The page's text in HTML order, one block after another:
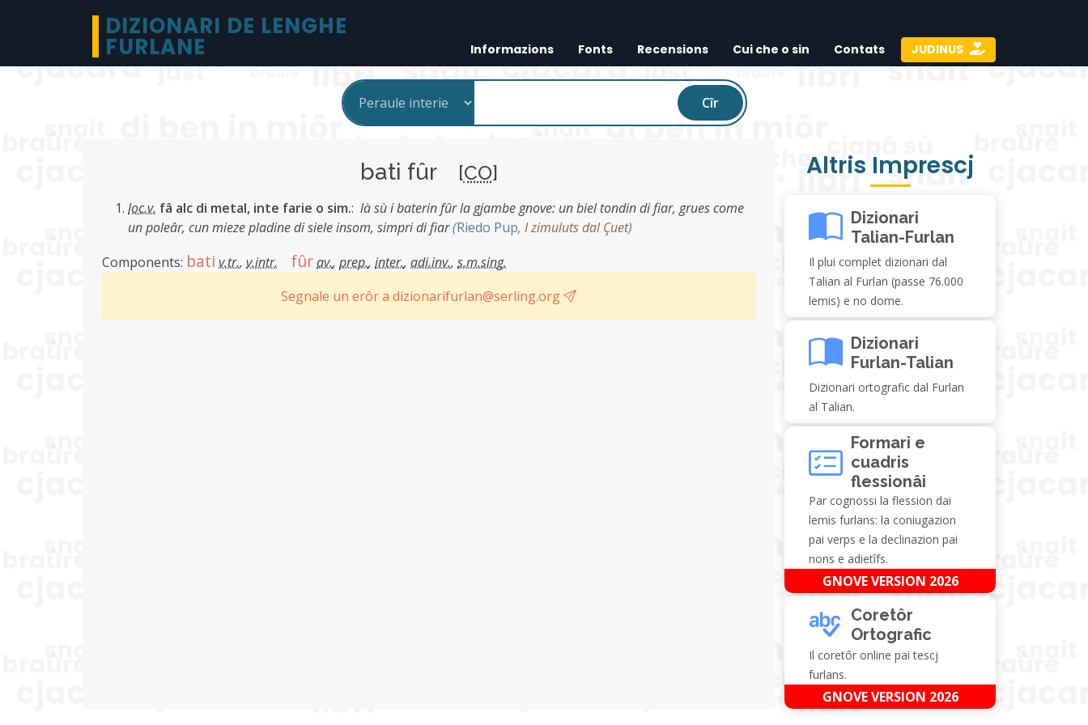
DIZIONARI DE LENGHE
FURLANE Informazions Fonts Recensions Cui che o sin Contats JUDINUS
Cîr
bati fûr [CO]
loc.v. fâ alc di metal, inte farie o sim.: là sù i baterin fûr la gjambe gnove: un biel tondin di fiar, grues come
un poleâr, cun mieze pladine di siele insom, simpri di fiar(Riedo Pup, I zimuluts dal Çuet)
Components: bati v.tr., v.intr. fûrav., prep., inter., adi.inv., s.m.sing.
Segnale un erôr a dizionarifurlan@serling.org
Altris Imprescj
Dizionari
Talian-Furlan
Il plui complet dizionari dal
Talian al Furlan (passe 76.000
lemis) e no dome.
Dizionari
Furlan-Talian
Dizionari ortografic dal Furlan
al Talian.
Formari e
cuadris
flessionâi
Par cognossi la flession dai
lemis furlans: la coniugazion
pai verps e la declinazion pai
nons e adietîfs.
GNOVE VERSION 2026
Coretôr
Ortografic
Il coretôr online pai tescj
furlans.
GNOVE VERSION 2026